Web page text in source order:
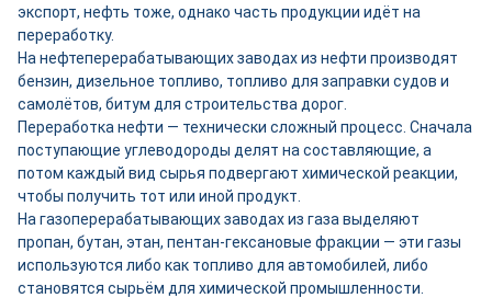
экспорт, нефть тоже, однако часть продукции идёт на
переработку.
На нефтеперерабатывающих заводах из нефти производят
бензин, дизельное топливо, топливо для заправки судов и
самолётов, битум для строительства дорог.
Переработка нефти — технически сложный процесс. Сначала
поступающие углеводороды делят на составляющие, а
потом каждый вид сырья подвергают химической реакции,
чтобы получить тот или иной продукт.
На газоперерабатывающих заводах из газа выделяют
пропан, бутан, этан, пентан-гексановые фракции — эти газы
используются либо как топливо для автомобилей, либо
становятся сырьём для химической промышленности.